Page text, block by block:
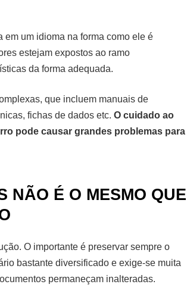
em um idioma na forma como ele é
estejam expostos ao ramo
da forma adequada.
que incluem manuais de
fichas de dados etc. O cuidado ao
pode causar grandes problemas para
NÃO É O MESMO QUE
O importante é preservar sempre o
bastante diversificado e exige-se muita
permaneçam inalteradas.